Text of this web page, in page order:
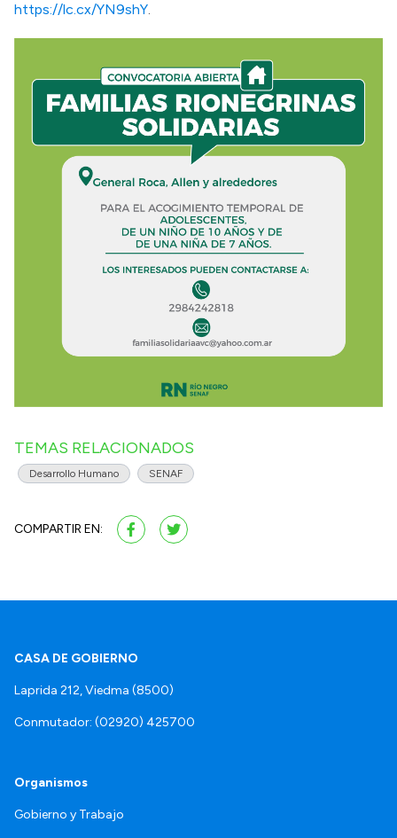
https://lc.cx/YN9shY.
TEMAS RELACIONADOS
Desarrollo Humano SENAF
COMPARTIR EN:
CASA DE GOBIERNO
Laprida 212, Viedma (8500)
Conmutador: (02920) 425700
Organismos
Gobierno y Trabajo